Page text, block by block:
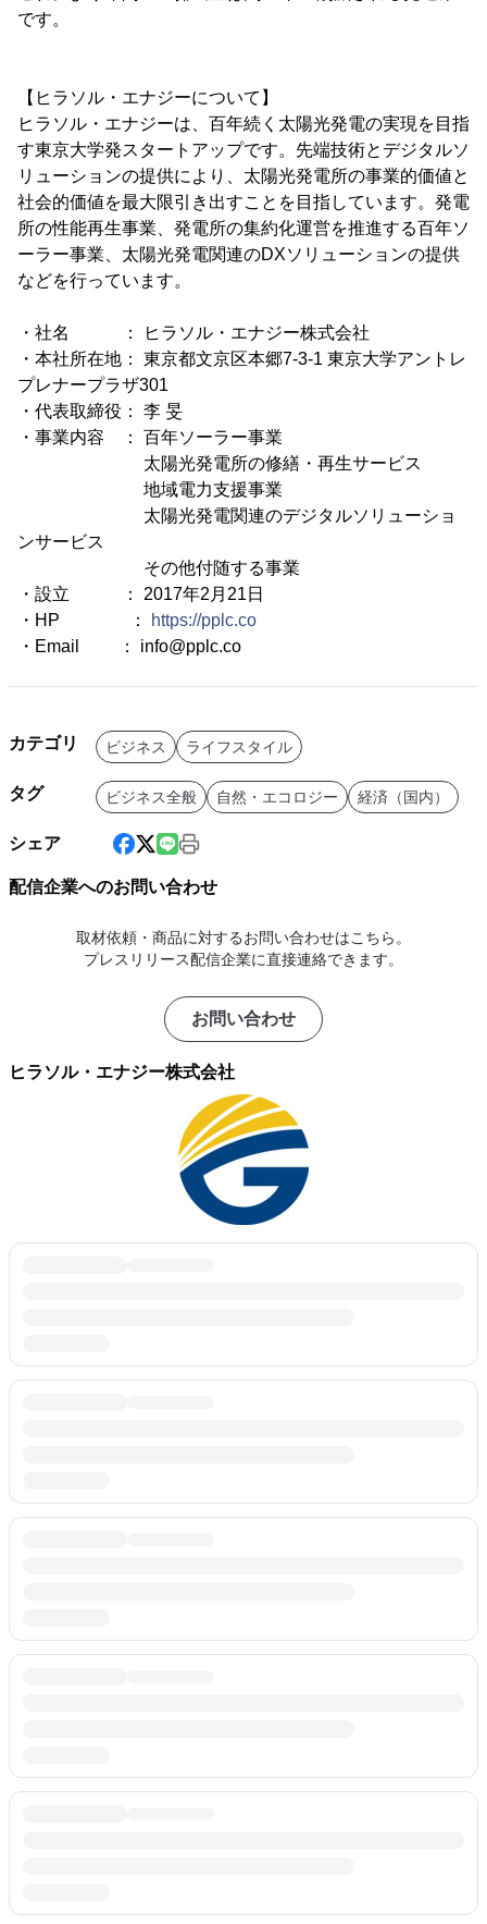
です。
【ヒラソル・エナジーについて】
ヒラソル・エナジーは、百年続く太陽光発電の実現を目指
す東京大学発スタートアップです。先端技術とデジタルソ
リューションの提供により、太陽光発電所の事業的価値と
社会的価値を最大限引き出すことを目指しています。発電
所の性能再生事業、発電所の集約化運営を推進する百年ソ
ーラー事業、太陽光発電関連のDXソリューションの提供
などを行っています。
・社名 ： ヒラソル・エナジー株式会社
・本社所在地： 東京都文京区本郷7-3-1 東京大学アントレ
プレナープラザ301
・代表取締役： 李 旻
・事業内容 ： 百年ソーラー事業
太陽光発電所の修繕・再生サービス
地域電力支援事業
太陽光発電関連のデジタルソリューショ
ンサービス
その他付随する事業
・設立 ： 2017年2月21日
・HP ：
https://pplc.co
・Email ： info@pplc.co
カテゴリ ビジネス ライフスタイル
タグ ビジネス全般 自然・エコロジー 経済（国内）
シェア
配信企業へのお問い合わせ
取材依頼・商品に対するお問い合わせはこちら。
プレスリリース配信企業に直接連絡できます。
お問い合わせ
ヒラソル・エナジー株式会社